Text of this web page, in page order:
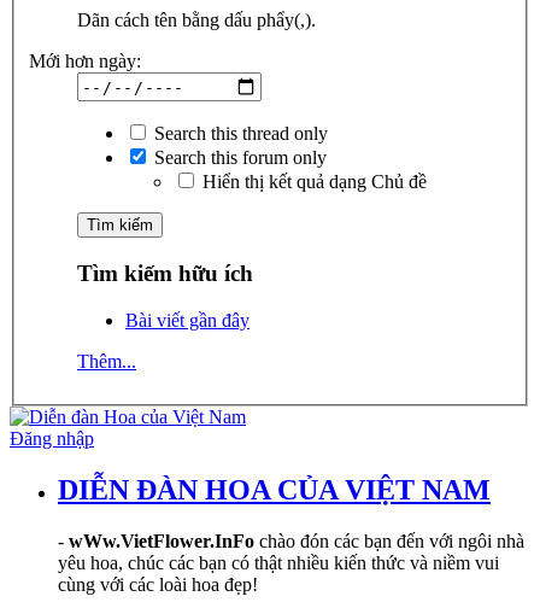
Dãn cách tên bằng dấu phẩy(,).
Mới hơn ngày:
Search this thread only
Search this forum only
Hiển thị kết quả dạng Chủ đề
Tìm kiếm hữu ích
Bài viết gần đây
Thêm...
Đăng nhập
DIỄN ĐÀN HOA CỦA VIỆT NAM
- wWw.VietFlower.InFo chào đón các bạn đến với ngôi nhà
yêu hoa, chúc các bạn có thật nhiều kiến thức và niềm vui
cùng với các loài hoa đẹp!